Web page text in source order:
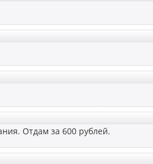
Отдам за 600 рублей.